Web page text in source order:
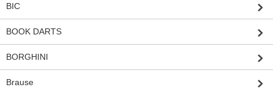
BIC
BOOK DARTS
BORGHINI
Brause